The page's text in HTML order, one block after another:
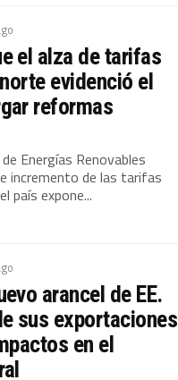
el alza de tarifas
evidenció el
reformas
Energías Renovables
incremento de las tarifas
país expone...
arancel de EE.
sus exportaciones
en el